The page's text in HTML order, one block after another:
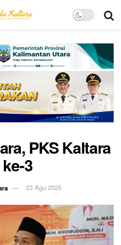
PKS Kaltara
3
23 Agu 2025